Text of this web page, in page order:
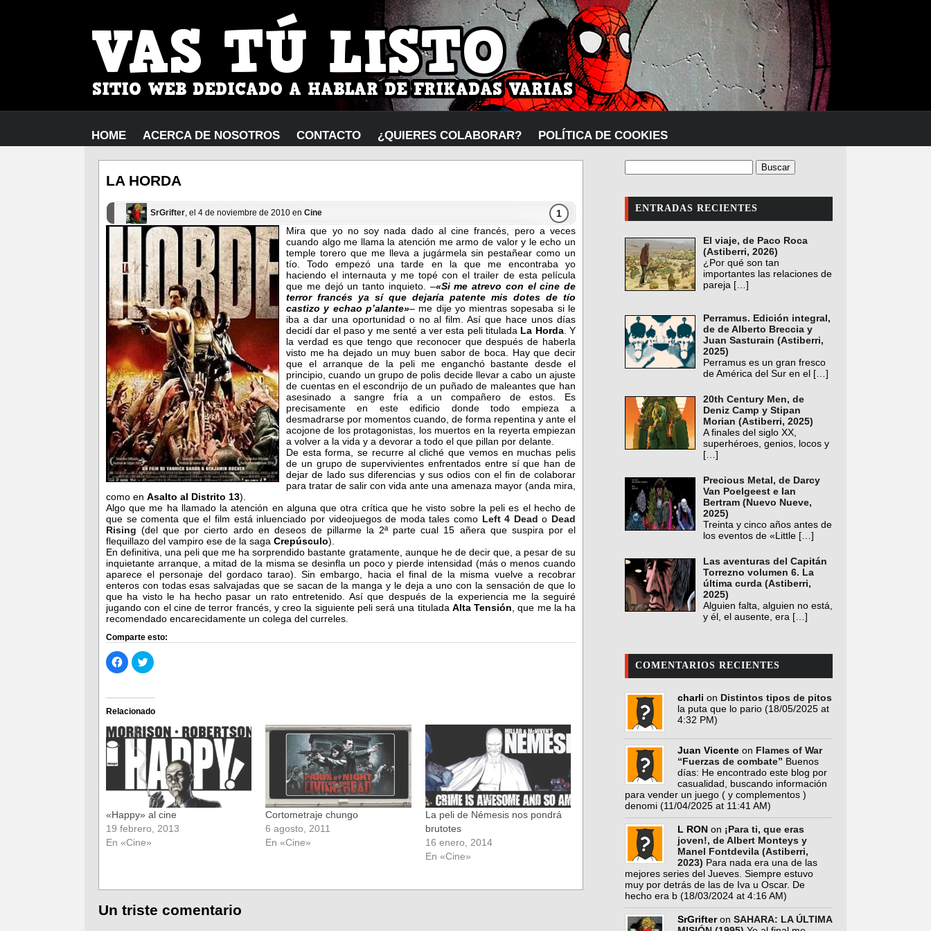
HOME ACERCA DE NOSOTROS CONTACTO ¿QUIERES COLABORAR? POLÍTICA DE COOKIES
LA HORDA
SrGrifter, el 4 de noviembre de 2010 en Cine
1
Mira que yo no soy nada dado al cine francés, pero a veces
cuando algo me llama la atención me armo de valor y le echo un
temple torero que me lleva a jugármela sin pestañear como un
tío. Todo empezó una tarde en la que me encontraba yo
haciendo el internauta y me topé con el trailer de esta película
que me dejó un tanto inquieto.
–«Si me atrevo con el cine de
terror francés ya sí que dejaría patente mis dotes de tío
castizo y echao p’alante»– me dije yo mientras sopesaba si le
iba a dar una oportunidad o no al film. Así que hace unos días
decidí dar el paso y me senté a ver esta peli titulada La Horda. Y
la verdad es que tengo que reconocer que después de haberla
visto me ha dejado un muy buen sabor de boca. Hay que decir
que el arranque de la peli me enganchó bastante desde el
principio, cuando un grupo de polis decide llevar a cabo un ajuste
de cuentas en el escondrijo de un puñado de maleantes que han
asesinado a sangre fría a un compañero de estos. Es
precisamente en este edificio donde todo empieza a
desmadrarse por momentos cuando, de forma repentina y ante el
acojone de los protagonistas, los muertos en la reyerta empiezan
a volver a la vida y a devorar a todo el que pillan por delante.
De esta forma, se recurre al cliché que vemos en muchas pelis
de un grupo de supervivientes enfrentados entre sí que han de
dejar de lado sus diferencias y sus odios con el fin de colaborar
para tratar de salir con vida ante una amenaza mayor (anda mira,
como en Asalto al Distrito 13).
Algo que me ha llamado la atención en alguna que otra crítica que he visto sobre la peli es el hecho de
que se comenta que el film está inluenciado por videojuegos de moda tales como Left 4 Dead o Dead
Rising (del que por cierto ardo en deseos de pillarme la 2ª parte cual 15 añera que suspira por el
flequillazo del vampiro ese de la saga Crepúsculo).
En definitiva, una peli que me ha sorprendido bastante gratamente, aunque he de decir que, a pesar de su
inquietante arranque, a mitad de la misma se desinfla un poco y pierde intensidad (más o menos cuando
aparece el personaje del gordaco tarao). Sin embargo, hacia el final de la misma vuelve a recobrar
enteros con todas esas salvajadas que se sacan de la manga y le deja a uno con la sensación de que lo
que ha visto le ha hecho pasar un rato entretenido. Así que después de la experiencia me la seguiré
jugando con el cine de terror francés, y creo la siguiente peli será una titulada Alta Tensión , que me la ha
recomendado encarecidamente un colega del curreles.
Comparte esto:
Haz
clic
para
Facebook
(Se
abre
en
una
ventana
nueva)
Haz
clic
Twitter
(Se
abre
en
una
ventana
nueva)
Relacionado
«Happy» al cine
19 febrero, 2013
En «Cine»
Cortometraje chungo
6 agosto, 2011
En «Cine»
La peli de Némesis nos pondrá
brutotes
16 enero, 2014
En «Cine»
Un triste comentario
ENTRADAS RECIENTES
El viaje, de Paco Roca
(Astiberri, 2026)
¿Por qué son tan
importantes las relaciones de
pareja […]
Perramus. Edición integral,
de de Alberto Breccia y
Juan Sasturain (Astiberri,
2025)
Perramus es un gran fresco
de América del Sur en el […]
20th Century Men, de
Deniz Camp y Stipan
Morian (Astiberri, 2025)
A finales del siglo XX,
superhéroes, genios, locos y
[…]
Precious Metal, de Darcy
Van Poelgeest e Ian
Bertram (Nuevo Nueve,
2025)
Treinta y cinco años antes de
los eventos de «Little […]
Las aventuras del Capitán
Torrezno volumen 6. La
última curda (Astiberri,
2025)
Alguien falta, alguien no está,
y él, el ausente, era […]
COMENTARIOS RECIENTES
charli on Distintos tipos de pitos
la puta que lo pario (18/05/2025 at
4:32 PM)
Juan Vicente on Flames of War
“Fuerzas de combate” Buenos
días: He encontrado este blog por
casualidad, buscando información
para vender un juego ( y complementos )
denomi (11/04/2025 at 11:41 AM)
L RON on ¡Para ti, que eras
joven!, de Albert Monteys y
Manel Fontdevila (Astiberri,
2023) Para nada era una de las
mejores series del Jueves. Siempre estuvo
muy por detrás de las de Iva u Oscar. De
hecho era b (18/03/2024 at 4:16 AM)
SrGrifteron SAHARA: LA ÚLTIMA